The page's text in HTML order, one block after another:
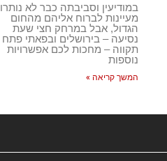
במודיעין וסביבתה כבר לא נותרו
מעיינות לברוח אליהם מהחום
הגדול, אבל במרחק חצי שעת
נסיעה – בירושלים ובפאתי פתח
תקווה – מחכות לכם אפשרויות
נוספות
המשך קריאה »